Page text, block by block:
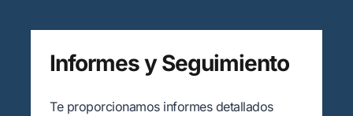
Informes y Seguimiento
Te proporcionamos informes detallados